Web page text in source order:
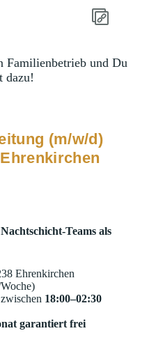
Familienbetrieb und Du
dazu!
(m/w/d)
als
Ehrenkirchen
zwischen 18:00–02:30
garantiert frei